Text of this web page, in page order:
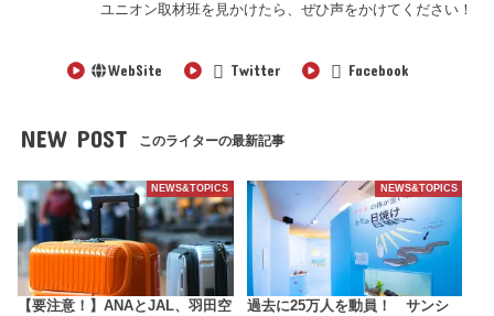
ユニオン取材班を見かけたら、ぜひ声をかけてください！
WebSite Twitter Facebook
NEW POST このライターの最新記事
NEWS&TOPICS
【要注意！】ANAとJAL、羽田空
NEWS&TOPICS
過去に25万人を動員！ サンシ